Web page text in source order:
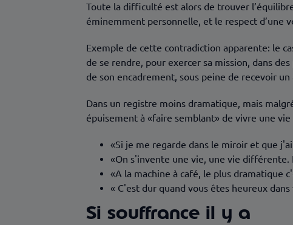
Toute la difficulté est alors de trouver
éminemment personnelle, et le respect d’une
Exemple de cette contradiction apparente: le
de se rendre, pour exercer sa mission, dans
de son encadrement, sous peine de recevoir
Dans un registre moins dramatique, mais
épuisement à «faire semblant» de vivre une
«Si je me regarde dans le miroir et que
«On s'invente une vie, une vie
«A la machine à café, le plus dramatique
« C'est dur quand vous êtes heureux
Si souffrance il y a